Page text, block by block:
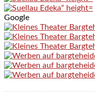
Google